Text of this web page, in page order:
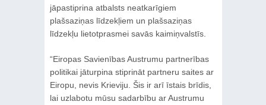
jāpastiprina atbalsts neatkarīgiem
plašsaziņas līdzekļiem un plašsaziņas
līdzekļu lietotprasmei savās kaimiņvalstīs.
“Eiropas Savienības Austrumu partnerības
politikai jāturpina stiprināt partneru saites ar
Eiropu, nevis Krieviju. Šis ir arī īstais brīdis,
lai uzlabotu mūsu sadarbību ar Austrumu